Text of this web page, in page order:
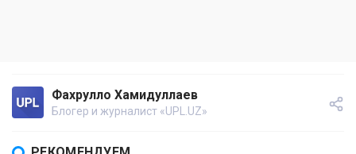
Фахрулло Хамидуллаев
Блогер и журналист «UPL.UZ»